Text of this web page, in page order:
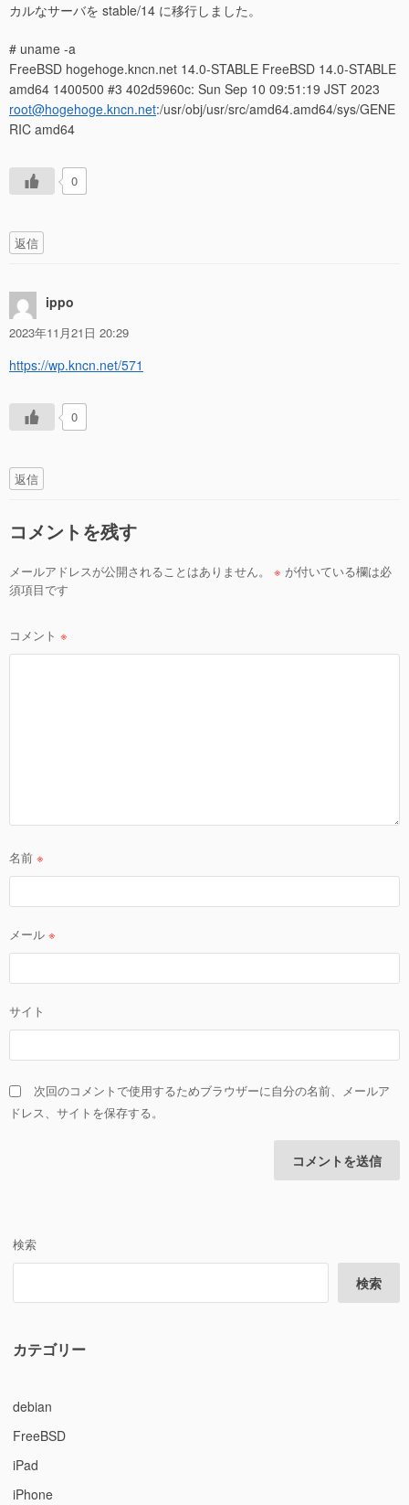
カルなサーバを stable/14 に移行しました。
# uname -a
FreeBSD hogehoge.kncn.net 14.0-STABLE FreeBSD 14.0-STABLE
amd64 1400500 #3 402d5960c: Sun Sep 10 09:51:19 JST 2023
root@hogehoge.kncn.net:/usr/obj/usr/src/amd64.amd64/sys/GENE
RIC amd64
0
返信
ippo
2023年11月21日 20:29
https://wp.kncn.net/571
0
返信
コメントを残す
メールアドレスが公開されることはありません。 ※ が付いている欄は必
須項目です
コメント ※
名前 ※
メール ※
サイト
次回のコメントで使用するためブラウザーに自分の名前、メールア
ドレス、サイトを保存する。
検索
検索
カテゴリー
debian
FreeBSD
iPad
iPhone